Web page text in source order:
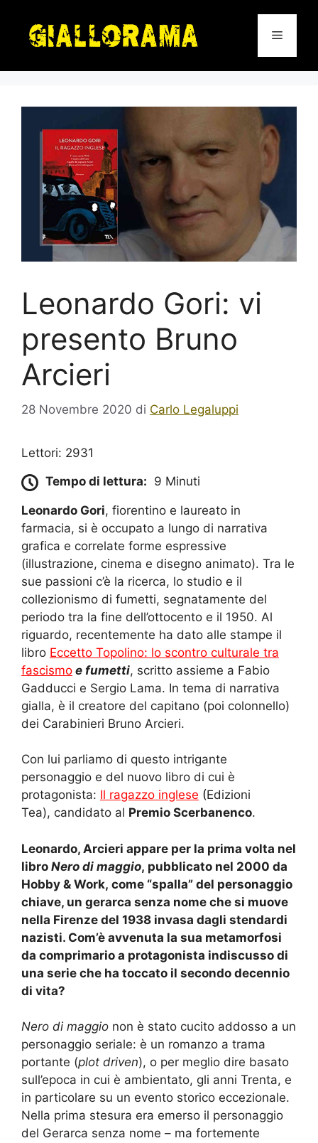
contenuto
Menu
Leonardo Gori: vi
presento Bruno
Arcieri
28 Novembre 2020 di Carlo Legaluppi
Lettori: 2931
Tempo di lettura: 9 Minuti
Leonardo Gori, fiorentino e laureato in
farmacia, si è occupato a lungo di narrativa
grafica e correlate forme espressive
(illustrazione, cinema e disegno animato). Tra le
sue passioni c’è la ricerca, lo studio e il
collezionismo di fumetti, segnatamente del
periodo tra la fine dell’ottocento e il 1950. Al
riguardo, recentemente ha dato alle stampe il
libro Eccetto Topolino: lo scontro culturale tra
fascismo e fumetti, scritto assieme a Fabio
Gadducci e Sergio Lama. In tema di narrativa
gialla, è il creatore del capitano (poi colonnello)
dei Carabinieri Bruno Arcieri.
Con lui parliamo di questo intrigante
personaggio e del nuovo libro di cui è
protagonista: Il ragazzo inglese (Edizioni
Tea), candidato al Premio Scerbanenco.
Leonardo, Arcieri appare per la prima volta nel
libro Nero di maggio, pubblicato nel 2000 da
Hobby & Work, come “spalla” del personaggio
chiave, un gerarca senza nome che si muove
nella Firenze del 1938 invasa dagli stendardi
nazisti. Com’è avvenuta la sua metamorfosi
da comprimario a protagonista indiscusso di
una serie che ha toccato il secondo decennio
di vita?
Nero di maggio non è stato cucito addosso a un
personaggio seriale: è un romanzo a trama
portante (plot driven), o per meglio dire basato
sull’epoca in cui è ambientato, gli anni Trenta, e
in particolare su un evento storico eccezionale.
Nella prima stesura era emerso il personaggio
del Gerarca senza nome – ma fortemente